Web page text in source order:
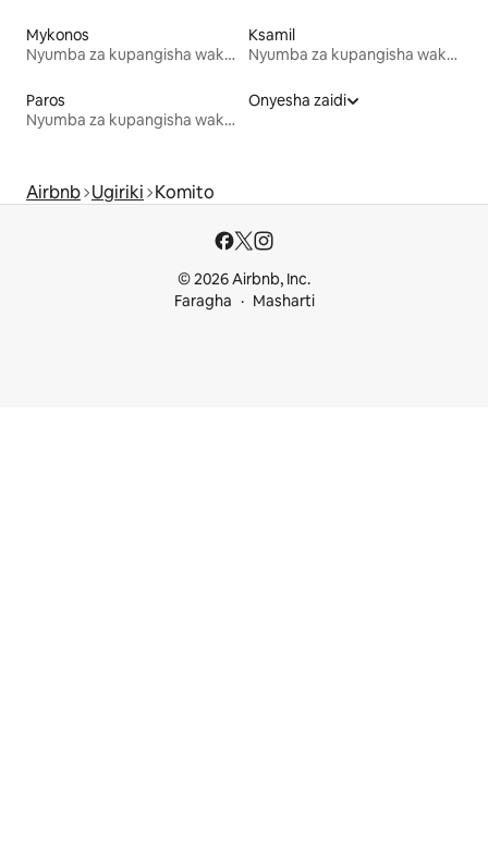
Mykonos
Nyumba za kupangisha wakati wa likizo
Ksamil
Nyumba za kupangisha wakati wa likizo
Paros
Nyumba za kupangisha wakati wa likizo
Onyesha zaidi
Airbnb Ugiriki Komito
© 2026 Airbnb, Inc.
Faragha
Masharti